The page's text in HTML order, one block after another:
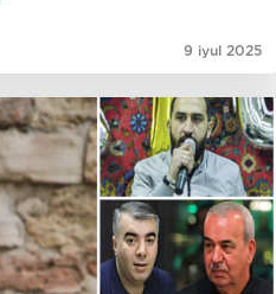
9 iyul 2025